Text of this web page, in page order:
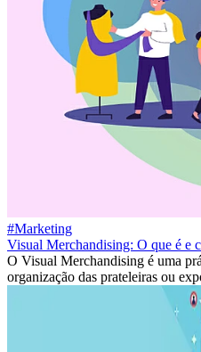
#Marketing
Visual Merchandising: O que é e
O Visual Merchandising é uma
organização das prateleiras ou